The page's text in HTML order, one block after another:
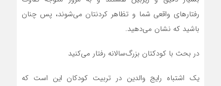
رفتار‌های واقعی شما و تظاهر کردنتان می‌شوند، پس چنان
باشید که نشان می‌دهید.
در بحث با کودکتان بزرگ‌سالانه رفتار می‌کنید
یک اشتباه رایج والدین در تربیت کودکان این است که